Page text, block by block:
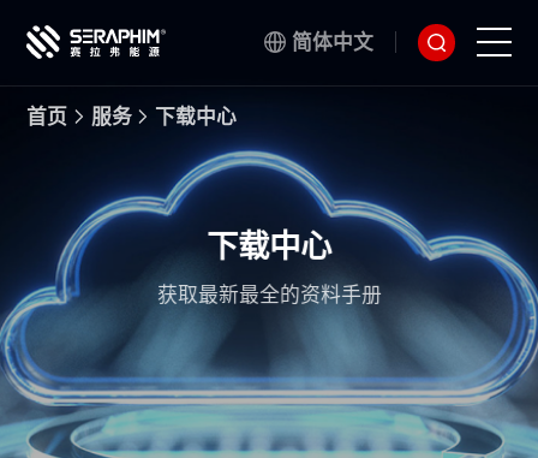
技术
项目
关于我们
简体中文
下载中心
获取最新最全的资料手册
首页 服务 下载中心